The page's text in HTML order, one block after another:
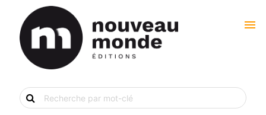
menu
Recherche
de
livre